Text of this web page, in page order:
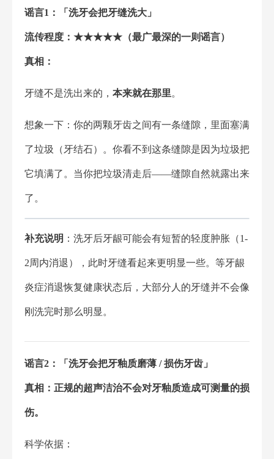
谣言1：「洗牙会把牙缝洗大」
流传程度：★★★★★（最广最深的一则谣言）
真相：
牙缝不是洗出来的， 本来就在那里。
想象一下：你的两颗牙齿之间有一条缝隙，里面塞满
了垃圾（牙结石）。你看不到这条缝隙是因为垃圾把
它填满了。当你把垃圾清走后——缝隙自然就露出来
了。
补充说明 ：洗牙后牙龈可能会有短暂的轻度肿胀（1-
2周内消退），此时牙缝看起来更明显一些。等牙龈
炎症消退恢复健康状态后，大部分人的牙缝并不会像
刚洗完时那么明显。
谣言2：「洗牙会把牙釉质磨薄 / 损伤牙齿」
真相：正规的超声洁治不会对牙釉质造成可测量的损
伤。
科学依据：